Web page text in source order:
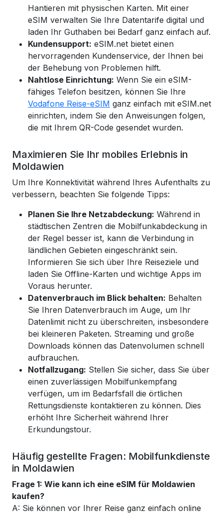
Hantieren mit physischen Karten. Mit einer
eSIM verwalten Sie Ihre Datentarife digital und
laden Ihr Guthaben bei Bedarf ganz einfach auf.
Kundensupport: eSIM.net bietet einen
hervorragenden Kundenservice, der Ihnen bei
der Behebung von Problemen hilft.
Nahtlose Einrichtung: Wenn Sie ein eSIM-
fähiges Telefon besitzen, können Sie Ihre
Vodafone Reise-eSIM ganz einfach mit eSIM.net
einrichten, indem Sie den Anweisungen folgen,
die mit Ihrem QR-Code gesendet wurden.
Maximieren Sie Ihr mobiles Erlebnis in
Moldawien
Um Ihre Konnektivität während Ihres Aufenthalts zu
verbessern, beachten Sie folgende Tipps:
Planen Sie Ihre Netzabdeckung: Während in
städtischen Zentren die Mobilfunkabdeckung in
der Regel besser ist, kann die Verbindung in
ländlichen Gebieten eingeschränkt sein.
Informieren Sie sich über Ihre Reiseziele und
laden Sie Offline-Karten und wichtige Apps im
Voraus herunter.
Datenverbrauch im Blick behalten: Behalten
Sie Ihren Datenverbrauch im Auge, um Ihr
Datenlimit nicht zu überschreiten, insbesondere
bei kleineren Paketen. Streaming und große
Downloads können das Datenvolumen schnell
aufbrauchen.
Notfallzugang: Stellen Sie sicher, dass Sie über
einen zuverlässigen Mobilfunkempfang
verfügen, um im Bedarfsfall die örtlichen
Rettungsdienste kontaktieren zu können. Dies
erhöht Ihre Sicherheit während Ihrer
Erkundungstour.
Häufig gestellte Fragen: Mobilfunkdienste
in Moldawien
Frage 1: Wie kann ich eine eSIM für Moldawien
kaufen?
A: Sie können vor Ihrer Reise ganz einfach online